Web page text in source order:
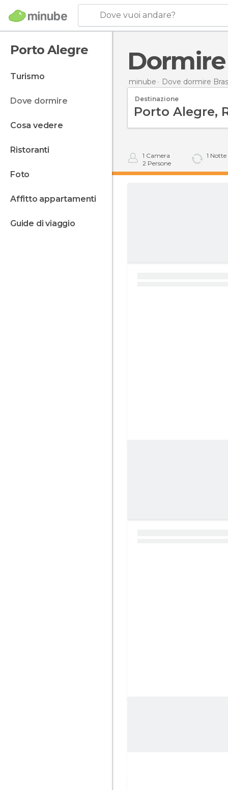
Dove vuoi andare?
Porto Alegre
turismo
dove dormire
cosa vedere
ristoranti
foto
affitto appartamenti
guide di viaggio
minube Dove dormire
Destinazione
1 Camera
2 Persone
1 Notte